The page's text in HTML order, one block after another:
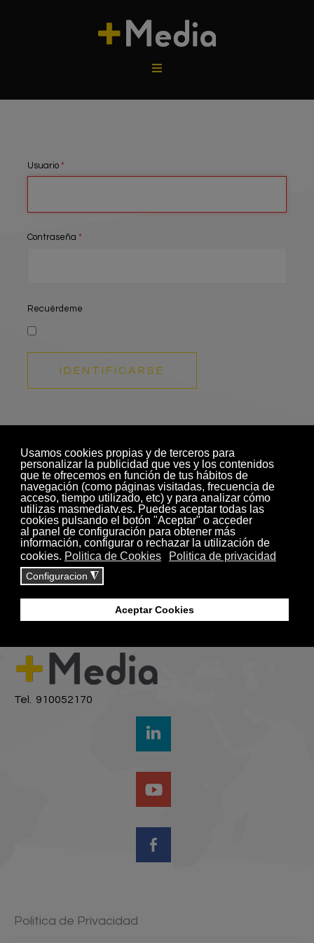
Usuario *
Contraseña *
Recuérdeme
IDENTIFICARSE
¿Recordar su usuario?
AYUDA
CONTACTO
PREGUNTAS FRECUENTES
Tel. 910052170
Politica de Privacidad